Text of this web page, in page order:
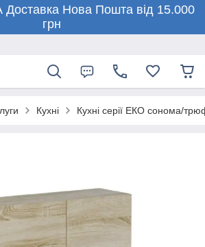
Нова Пошта від 15.000
грн
Кухні Кухні серії ЕКО сонома/